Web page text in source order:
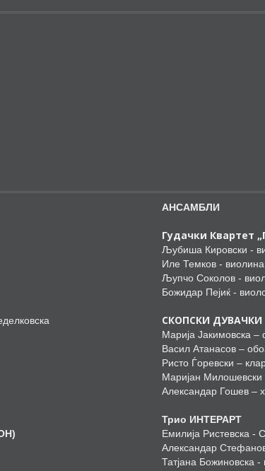
АНСАМБЛИ
Гудачки Квартет
Љубиша Кировски -
Иле Темков - виолина
Љупчо Соколов -
Божидар Пејиќ -
СКОПСКИ ДУВАЧКИ
Марија Јакимовска –
Васил Атанасов –
Ристо Ѓоревски –
Маријан Милошевски
Александар Гошев –­
Трио ИНТЕРАРТ
Емилија Ристевска -
Александар
Татјана Божиновска -